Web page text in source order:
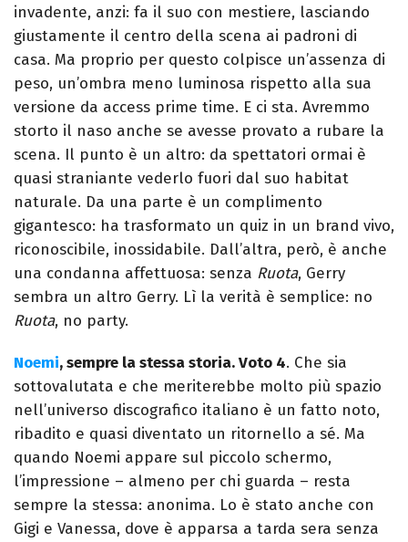
invadente, anzi: fa il suo con mestiere, lasciando
giustamente il centro della scena ai padroni di
casa. Ma proprio per questo colpisce un’assenza di
peso, un’ombra meno luminosa rispetto alla sua
versione da access prime time. E ci sta. Avremmo
storto il naso anche se avesse provato a rubare la
scena. Il punto è un altro: da spettatori ormai è
quasi straniante vederlo fuori dal suo habitat
naturale. Da una parte è un complimento
gigantesco: ha trasformato un quiz in un brand vivo,
riconoscibile, inossidabile. Dall’altra, però, è anche
una condanna affettuosa: senza Ruota, Gerry
sembra un altro Gerry. Lì la verità è semplice: no
Ruota, no party.
Noemi, sempre la stessa storia. Voto 4. Che sia
sottovalutata e che meriterebbe molto più spazio
nell’universo discografico italiano è un fatto noto,
ribadito e quasi diventato un ritornello a sé. Ma
quando Noemi appare sul piccolo schermo,
l’impressione – almeno per chi guarda – resta
sempre la stessa: anonima. Lo è stato anche con
Gigi e Vanessa, dove è apparsa a tarda sera senza